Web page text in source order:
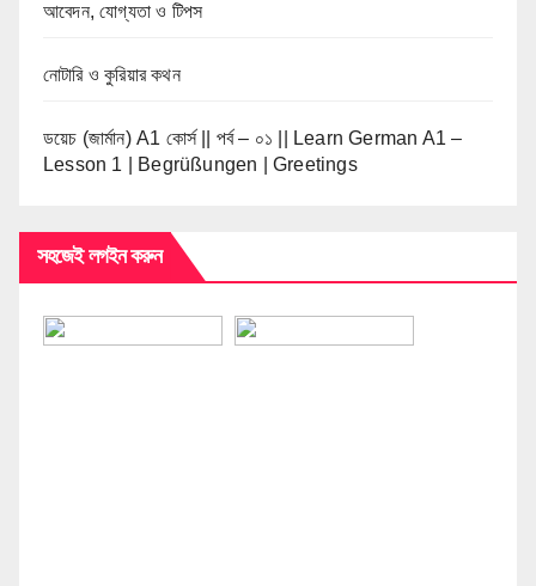
আবেদন, যোগ্যতা ও টিপস
নোটারি ও কুরিয়ার কথন
ডয়েচ (জার্মান) A1 কোর্স || পর্ব – ০১ || Learn German A1 –
Lesson 1 | Begrüßungen | Greetings
সহজেই লগইন করুন